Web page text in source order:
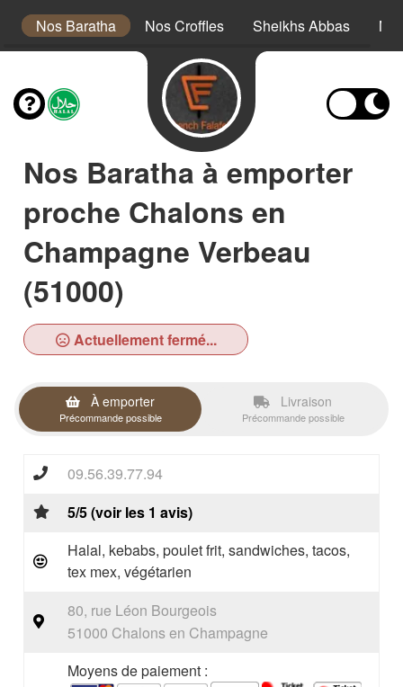
Nos Baratha Nos Croffles Sheikhs Abbas
Nos Baratha à emporter
proche Chalons en
Champagne Verbeau
(51000)
Actuellement fermé...
À emporter
Précommande possible
Livraison
Précommande possible
09.56.39.77.94
5/5 (voir les 1 avis)
Halal, kebabs, poulet frit, sandwiches, tacos,
tex mex, végétarien
80, rue Léon Bourgeois
51000 Chalons en Champagne
Moyens de paiement :